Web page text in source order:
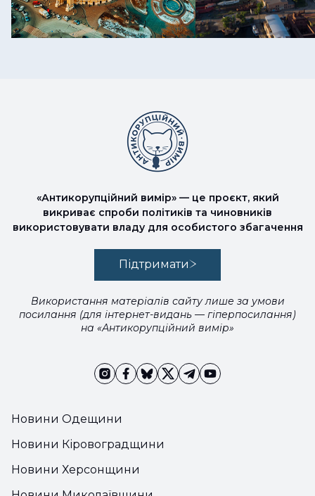
Новини Одещини
Новини Кіровоградщини
Новини Херсонщини
«Антикорупційний вимір» — це проєкт, який
викриває спроби політиків та чиновників
використовувати владу для особистого збагачення
Підтримати
Використання матеріалів сайту лише за умови
посилання (для інтернет-видань — гіперпосилання)
на «Антикорупційний вимір»